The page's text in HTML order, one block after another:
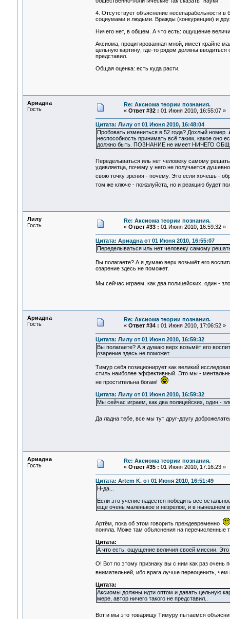
4. Отсутствует объяснение несепарабельности
социумами и людьми. Вражды (конкуренции) и
Ничего нет, в общем. А что есть: ощущение
Аксиома, процитированная мной, имеет крайне
цельную картину; где-то рядом должны вводиться
представил.
Общая оценка: есть куда расти.
Ариадна
Гость
Re: Аксиома теории познания.
« Ответ #32 : 01 Июня 2010, 16:55:07 »
Цитата: Лилу от 01 Июня 2010, 16:48:04
Пробовать измениться в 52 года? Дохлый номер.
неспособность принимать всё таким, какое оно
должно быть. ПОЗНАНИЕ не имеет НИЧЕГО
Переделываться иль нет человеку самому
удивляетца, почему у него не получается
свою точку зрения - почему. Это если хочешь -
том же ключе - пожалуйста, но и реакцию будет
Лилу
Гость
Re: Аксиома теории познания.
« Ответ #33 : 01 Июня 2010, 16:59:32 »
Цитата: Ариадна от 01 Июня 2010, 16:55:07
Переделываться иль нет человеку самому
Вы полагаете? А я думаю верх возьмёт его
озарение здесь не поможет.
Мы сейчас играем, как два полицейских, один -
Ариадна
Гость
Re: Аксиома теории познания.
« Ответ #34 : 01 Июня 2010, 17:06:52 »
Цитата: Лилу от 01 Июня 2010, 16:59:32
Вы полагаете? А я думаю верх возьмёт его
озарение здесь не поможет.
Тимур себя позиционирует как великий
стиль наиболее эффективный. Это мы -
не простительна богам!
Цитата: Лилу от 01 Июня 2010, 16:59:32
Мы сейчас играем, как два полицейских, один -
Да ладна тебе, все мы тут друг-другу
Ариадна
Гость
Re: Аксиома теории познания.
« Ответ #35 : 01 Июня 2010, 17:16:23 »
Цитата: Artem K. от 01 Июня 2010, 16:51:49
Н-да...
Если это учение надеется победить все
еще очень маленькое и незрелое, и в нынешнем
Артём, пока об этом говорить преждевременно
поняла. Може там объяснения на перечисленные
Цитата:
А что есть: ощущение величия своей миссии.
О! Вот по этому признаку вы с ним как раз очень
внимательней, ибо врага лучше переоценить,
Цитата:
Аксиомы должны идти оптом и давать цельную
мере, автор ничего такого не представил..
Вот и мы это товарищу Тимуру пытаемся